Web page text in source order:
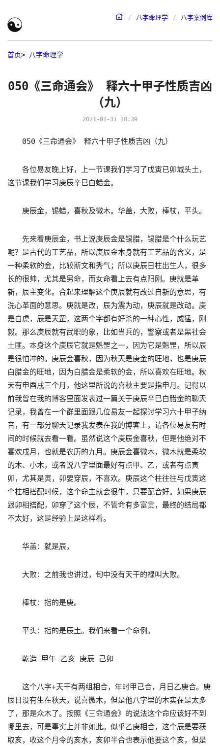
☯ 八字命理学 八字案例库
首页> 八字命理学
050《三命通会》 释六十甲子性质吉凶
（九）
2021-01-31 18:39
050《三命通会》 释六十甲子性质吉凶（九）
各位易友晚上好，上一节课我们学习了戊寅已卯城头土，
这节课我们学习庚辰辛巳白蜡金。
庚辰金，锡蜡，喜秋及微木。华盖，大败，棒杖，平头。
先来看庚辰金，书上说庚辰金是锡腊，锡腊是个什么玩艺
呢？是古代的工艺品，所以庚辰金本身就有工艺品的含义，是
一种柔软的金，比较斯文和秀气；所以庚辰日柱出生人，很多
长的很帅，尤其是男命，而女命看上去有点阳刚。庚就是革
新，辰主变化。合起来理解这个庚辰就有改过自新的意思，有
洗心革面的意思。庚就是改，辰为震为动，庚辰就是改动。庚
是白虎，辰是天罡，这两个字都有好杀的一种心性，威猛，刚
毅。那么庚辰就有武职的象，比如当兵的，警察或者是黑社会
土匪。本身这个庚辰它就是魁罡之一，因为它是魁罡，所以辰
是很怕冲的。庚辰金喜秋，因为秋天是庚金的旺地，也是庚辰
白腊金的旺地，因为白腊金是柔软的金，所以喜欢在旺地。秋
天有申酉戌三个月，他这里所说的喜秋主要是指申月。记得以
前我曾在我的博客里面发表过一篇关于庚辰辛巳白腊金的聊天
记录，我曾在一个群里面跟几位易友一起探讨学习六十甲子纳
音，有一部分聊天记录我发表在我的博客上，请各位易友有时
间的时候就去看一看。虽然说这个庚辰金喜秋，但是他绝对不
喜欢戌月，也就是农历的九月。庚辰金喜微木，微木就是柔软
的木、小木，或者说八字里面最好有点甲、乙，或者有点寅
卯，尤其是寅，卯要穿辰，不喜欢。庚辰这个柱往往与戊寅这
个柱相搭配时候，这个命主就会很牛，只要配合好。如果庚辰
跟卯相搭配，卯穿了这个辰，不管命有多富贵，最终的结局都
不太好，这是经验上是这样看。
华盖：就是辰，
大败：之前我也讲过，旬中没有天干的禄叫大败。
棒杖：指的是庚。
平头：指的是辰土。我们来看一个命例。
乾造 甲午 乙亥 庚辰 己卯
这个八字+天干有两组相合，年时甲己合，月日乙庚合。庚
辰日没有生在秋天，说喜微木，但是他八字里的木实在是太多
了，那是众木了。按照《三命通会》的说法这个命应该好不到
哪里去，可是事实上并非如此。似乎乙庚相合，这个辰是要获
取亥，收这个月令的亥水，亥卯半合也表示他要这个亥，但是